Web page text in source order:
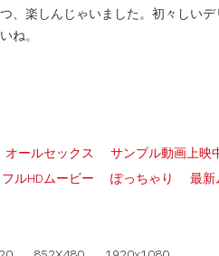
、楽しんじゃいました。初々しい
ね。
オールセックス サンプル動画上映
フルHDムービー ぽっちゃり 最新